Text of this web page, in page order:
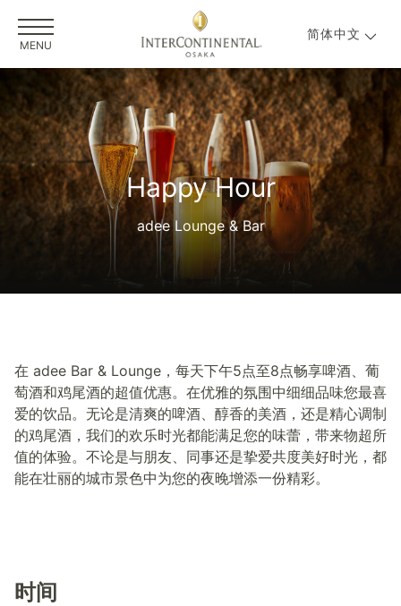
MENU
简体中文
Happy Hour
adee Lounge & Bar
在 adee Bar & Lounge，每天下午5点至8点畅享啤酒、葡
萄酒和鸡尾酒的超值优惠。在优雅的氛围中细细品味您最喜
爱的饮品。无论是清爽的啤酒、醇香的美酒，还是精心调制
的鸡尾酒，我们的欢乐时光都能满足您的味蕾，带来物超所
值的体验。不论是与朋友、同事还是挚爱共度美好时光，都
能在壮丽的城市景色中为您的夜晚增添一份精彩。
时间